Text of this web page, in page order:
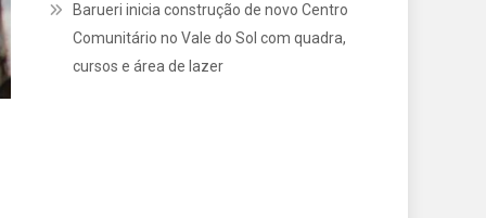
Barueri inicia construção de novo Centro
Comunitário no Vale do Sol com quadra,
cursos e área de lazer